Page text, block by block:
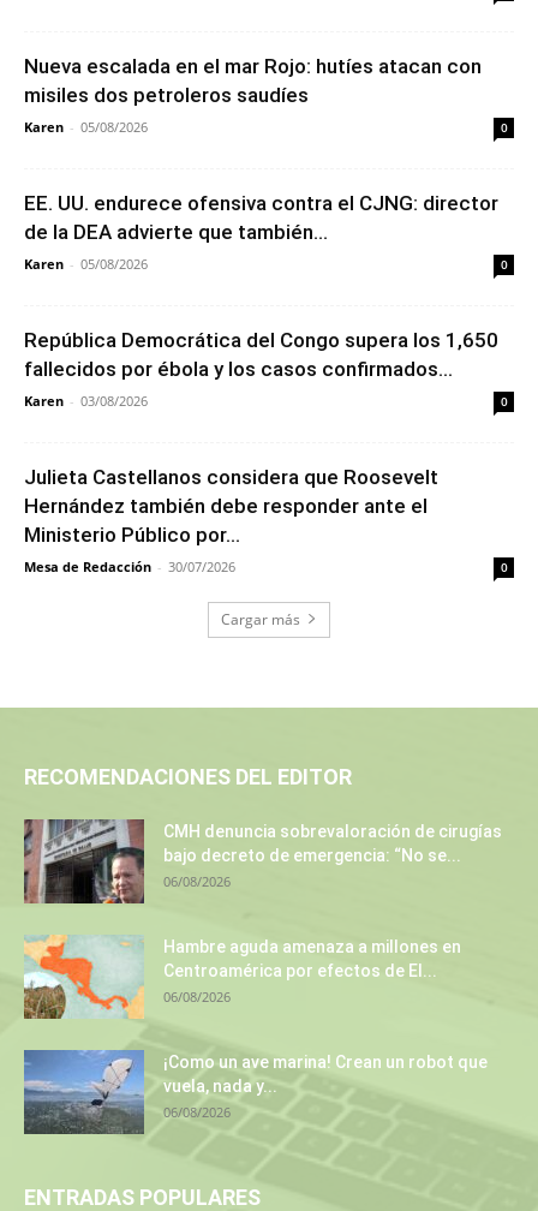
Nueva escalada en el mar Rojo: hutíes atacan con
misiles dos petroleros saudíes
Karen - 05/08/2026 0
EE. UU. endurece ofensiva contra el CJNG: director
de la DEA advierte que también...
Karen - 05/08/2026 0
República Democrática del Congo supera los 1,650
fallecidos por ébola y los casos confirmados...
Karen - 03/08/2026 0
Julieta Castellanos considera que Roosevelt
Hernández también debe responder ante el
Ministerio Público por...
Mesa de Redacción - 30/07/2026 0
Cargar más
RECOMENDACIONES DEL EDITOR
CMH denuncia sobrevaloración de cirugías
bajo decreto de emergencia: “No se...
06/08/2026
Hambre aguda amenaza a millones en
Centroamérica por efectos de El...
06/08/2026
¡Como un ave marina! Crean un robot que
vuela, nada y...
06/08/2026
ENTRADAS POPULARES